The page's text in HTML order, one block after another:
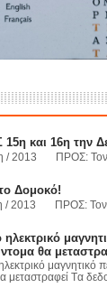
και 16η την
ΠΡΟΣ: Τον
Δομοκό!
ΠΡΟΣ: Τον
θα
μαγνητικό
μεταστραφεί Tα